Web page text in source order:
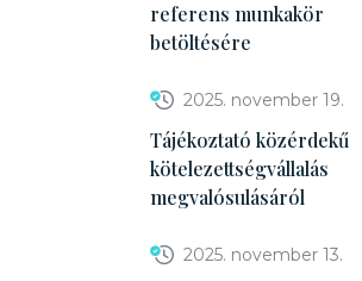
referens munkakör
betöltésére
2025. november 19.
Tájékoztató közérdekű
kötelezettségvállalás
megvalósulásáról
2025. november 13.